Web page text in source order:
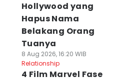
Hollywood yang
Hapus Nama
Belakang Orang
Tuanya
8 Aug 2026, 16:20 WIB
Relationship
4 Film Marvel Fase